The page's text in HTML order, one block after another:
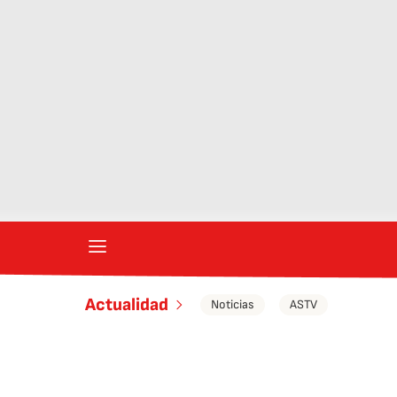
Actualidad Noticias ASTV